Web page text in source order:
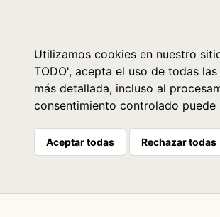
Utilizamos cookies en nuestro
TODO', acepta el uso de todas
más detallada, incluso al
consentimiento controlado puede
Aceptar todas Rechazar todas